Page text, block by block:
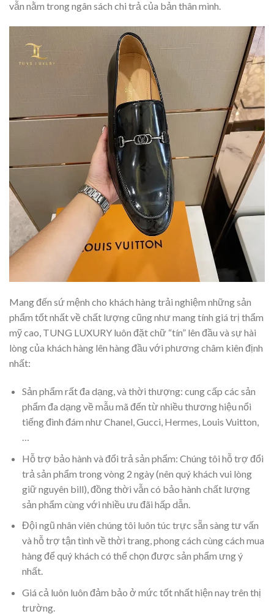
vẫn nằm trong ngân sách chi trả của bản thân mình.
Mang đến sứ mệnh cho khách hàng trải nghiệm những sản
phẩm tốt nhất về chất lượng cũng như mang tính giá trị thẩm
mỹ cao, TUNG LUXURY luôn đặt chữ “tín” lên đầu và sự hài
lòng của khách hàng lên hàng đầu với phương châm kiên định
nhất:
Sản phẩm rất đa dạng, và thời thượng: cung cấp các sản
phẩm đa dạng về mẫu mã đến từ nhiều thương hiệu nổi
tiếng đình đám như Chanel, Gucci, Hermes, Louis Vuitton,
…
Hỗ trợ bảo hành và đổi trả sản phẩm: Chúng tôi hỗ trợ đổi
trả sản phẩm trong vòng 2 ngày (nên quý khách vui lòng
giữ nguyên bill), đồng thời vẫn có bảo hành chất lượng
sản phẩm cùng với nhiều ưu đãi hấp dẫn.
Đội ngũ nhân viên chúng tôi luôn túc trực sẵn sàng tư vấn
và hỗ trợ tận tình về thời trang, phong cách cùng cách mua
hàng để quý khách có thể chọn được sản phẩm ưng ý
nhất.
Giá cả luôn luôn đảm bảo ở mức tốt nhất hiện nay trên thị
trường.